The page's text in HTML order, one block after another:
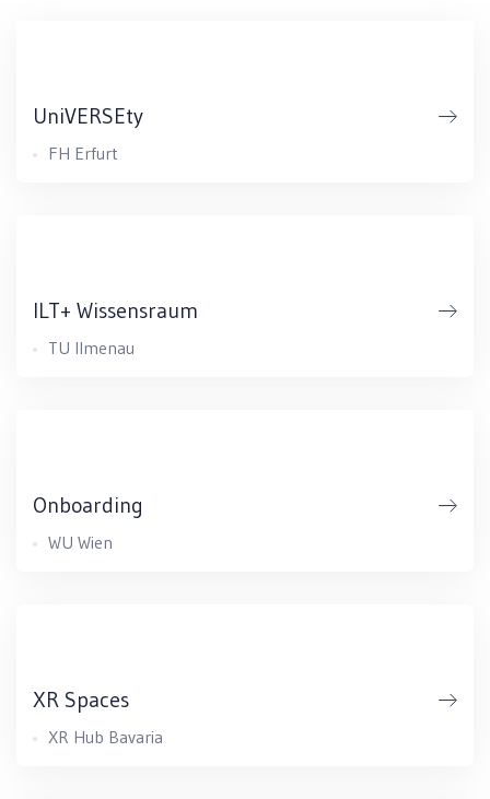
UniVERSEty
FH Erfurt
ILT+ Wissensraum
TU Ilmenau
Onboarding
WU Wien
XR Spaces
XR Hub Bavaria